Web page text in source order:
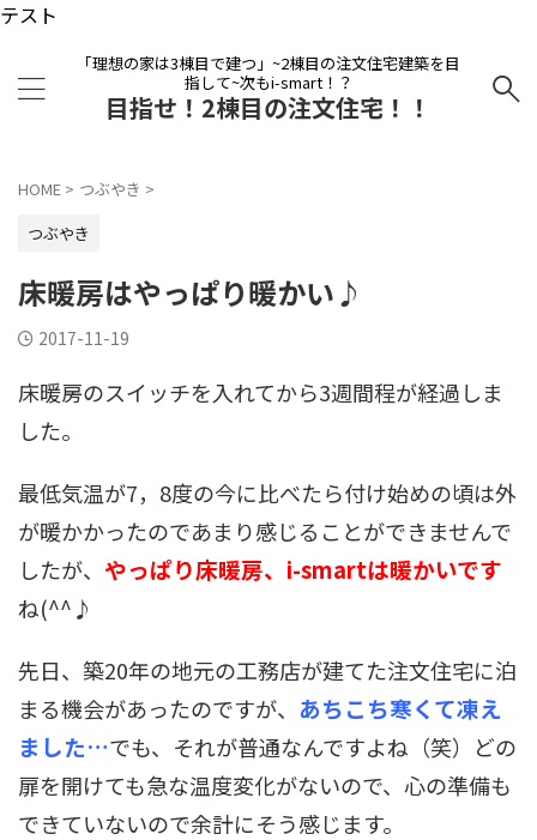
テスト
「理想の家は3棟目で建つ」~2棟目の注文住宅建築を目
指して~次もi-smart！？
目指せ！2棟目の注文住宅！！
HOME > つぶやき >
つぶやき
床暖房はやっぱり暖かい♪
2017-11-19
床暖房のスイッチを入れてから3週間程が経過しま
した。
最低気温が7，8度の今に比べたら付け始めの頃は外
が暖かかったのであまり感じることができませんで
したが、 やっぱり床暖房、i-smartは暖かいです
ね(^^♪
先日、築20年の地元の工務店が建てた注文住宅に泊
まる機会があったのですが、 あちこち寒くて凍え
ました…でも、それが普通なんですよね（笑）どの
扉を開けても急な温度変化がないので、心の準備も
できていないので余計にそう感じます。